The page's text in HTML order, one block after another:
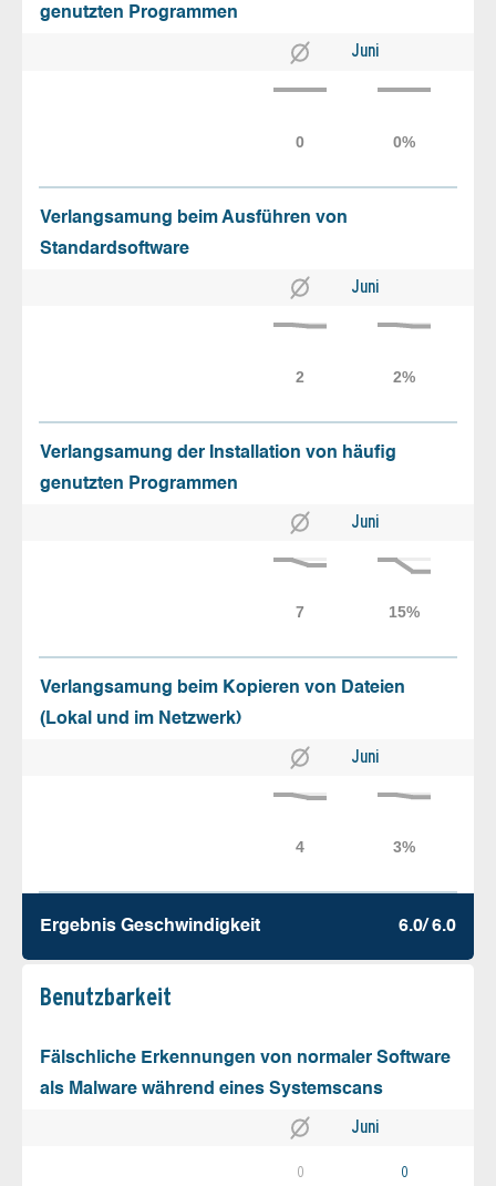
genutzten Programmen
Juni
Verlangsamung beim Ausführen von
Standardsoftware
Juni
Verlangsamung der Installation von häufig
genutzten Programmen
Juni
Verlangsamung beim Kopieren von Dateien
(Lokal und im Netzwerk)
Juni
Ergebnis Geschw­indigkeit 6.0/ 6.0
Benutz­barkeit
Fälschliche Erkennungen von normaler Software
als Malware während eines Systemscans
Juni
0 0